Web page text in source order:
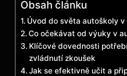
Obsah článku
Úvod do světa autoškoly
Co očekávat od výuky v
Klíčové dovednosti
zvládnutí zkoušek
Jak se efektivně učit a